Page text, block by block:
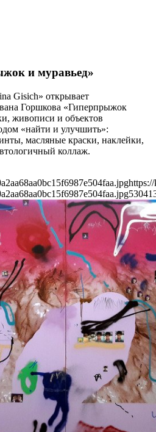
и муравьед»
Gisich» открывает
Горшкова «Гиперпрыжок
живописи и объектов
«найти и улучшить»:
масляные краски, наклейки,
коллаж.
530